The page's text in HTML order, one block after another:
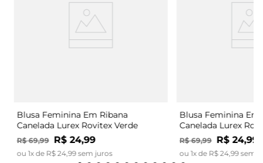
Blusa Feminina Em Ribana
Canelada Lurex Rovitex Verde
R$ 69,99 R$ 24,99
ou 1x de R$ 24,99sem juros
Blusa Feminina Em
Canelada Lurex
R$ 69,99 R$ 24,99
ou 1x de R$ 24,99sem